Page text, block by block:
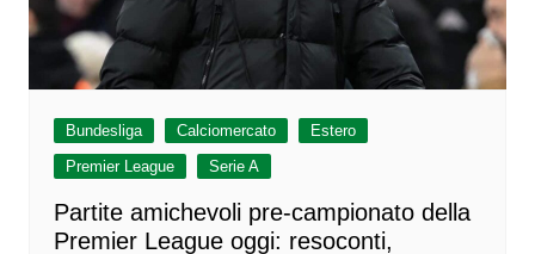
Bundesliga Calciomercato
Estero
Premier League
Serie A
Partite amichevoli pre-campionato della
Premier League oggi: resoconti,